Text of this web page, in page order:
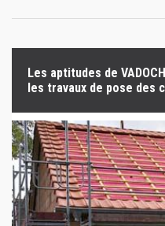
Les aptitudes de
les travaux de pose des